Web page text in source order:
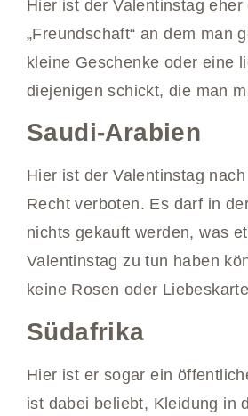
Hier ist der Valentinstag eher
„Freundschaft“ an dem man
kleine Geschenke oder eine
diejenigen schickt, die man
Saudi-Arabien
Hier ist der Valentinstag
Recht verboten. Es darf in
nichts gekauft werden, was
Valentinstag zu tun haben
keine Rosen oder
Südafrika
Hier ist er sogar ein
ist dabei beliebt, Kleidung in